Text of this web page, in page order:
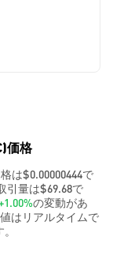
価格
は$0.00000444で
引量は$69.68で
の変動があ
はリアルタイムで